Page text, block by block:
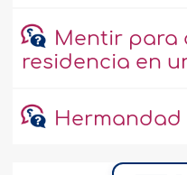
Mentir para
residencia en